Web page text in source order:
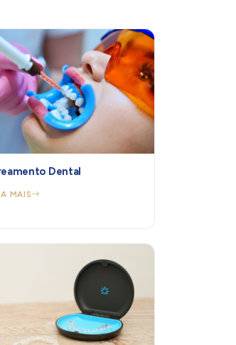
Dental
MAIS